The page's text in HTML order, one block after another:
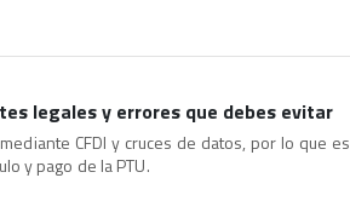
legales y errores que debes evitar
CFDI y cruces de datos, por lo que es
y pago de la PTU.